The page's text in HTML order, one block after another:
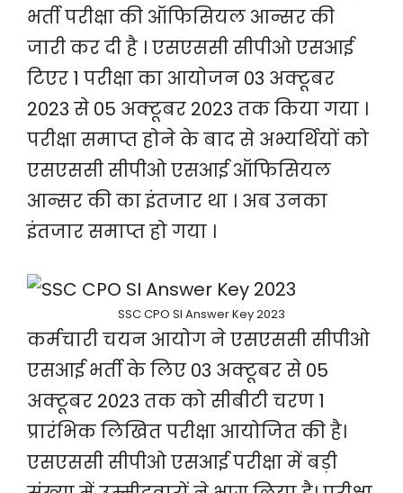
भर्ती परीक्षा की ऑफिसियल आन्सर की
जारी कर दी है । एसएससी सीपीओ एसआई
टिएर 1 परीक्षा का आयोजन 03 अक्टूबर
2023 से 05 अक्टूबर 2023 तक किया गया ।
परीक्षा समाप्त होने के बाद से अभ्यर्थियों को
एसएससी सीपीओ एसआई ऑफिसियल
आन्सर की का इंतजार था । अब उनका
इंतजार समाप्त हो गया ।
SSC CPO SI Answer Key 2023
कर्मचारी चयन आयोग ने एसएससी सीपीओ
एसआई भर्ती के लिए 03 अक्टूबर से 05
अक्टूबर 2023 तक को सीबीटी चरण 1
प्रारंभिक लिखित परीक्षा आयोजित की है।
एसएससी सीपीओ एसआई परीक्षा में बड़ी